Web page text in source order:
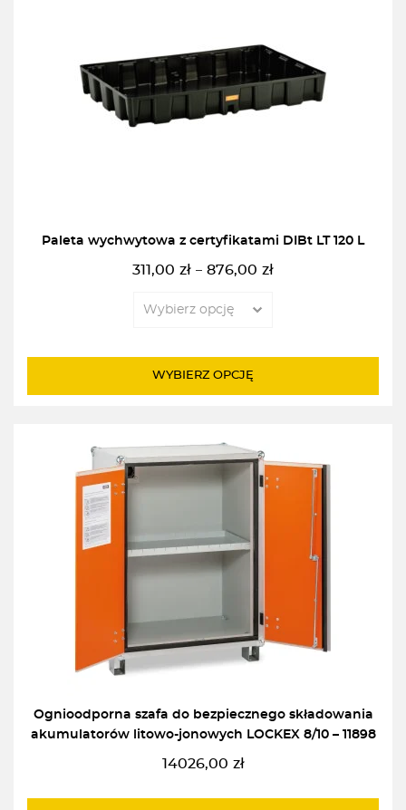
Paleta wychwytowa z certyfikatami DIBt LT 120 L
311,00 zł – 876,00 zł
Zakres
od
do
876,00zł
WYBIERZ OPCJĘ
Ognioodporna szafa do bezpiecznego składowania
akumulatorów litowo-jonowych LOCKEX 8/10 – 11898
14026,00 zł